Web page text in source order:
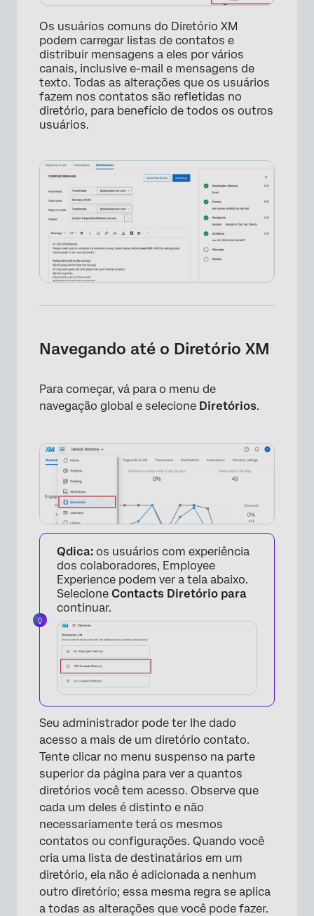
Os usuários comuns do Diretório XM
podem carregar listas de contatos e
distribuir mensagens a eles por vários
canais, inclusive e-mail e mensagens de
texto. Todas as alterações que os usuários
fazem nos contatos são refletidas no
diretório, para benefício de todos os outros
usuários.
×
Navegando até o Diretório XM
Para começar, vá para o menu de
navegação global e selecione Diretórios.
Qdica: os usuários com experiência
dos colaboradores, Employee
Experience podem ver a tela abaixo.
Selecione Contacts Diretório para
continuar.
Seu administrador pode ter lhe dado
acesso a mais de um diretório contato.
Tente clicar no menu suspenso na parte
superior da página para ver a quantos
diretórios você tem acesso. Observe que
cada um deles é distinto e não
necessariamente terá os mesmos
contatos ou configurações. Quando você
cria uma lista de destinatários em um
diretório, ela não é adicionada a nenhum
outro diretório; essa mesma regra se aplica
a todas as alterações que você pode fazer.